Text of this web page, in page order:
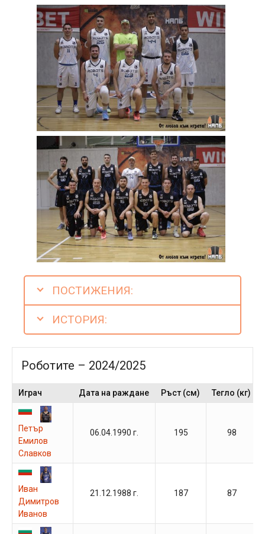
ПОСТИЖЕНИЯ:
ИСТОРИЯ:
Роботите – 2024/2025
Играч Дата на раждане Ръст (см) Тегло (кг)
Петър
Емилов
Славков
06.04.1990 г. 195 98
Иван
Димитров
Иванов
21.12.1988 г. 187 87